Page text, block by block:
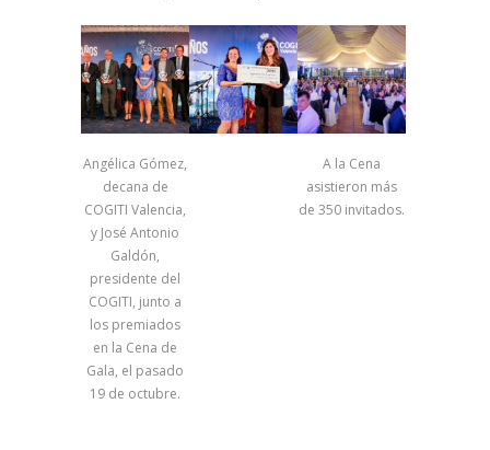
Angélica Gómez,
decana de
COGITI Valencia,
y José Antonio
Galdón,
presidente del
COGITI, junto a
los premiados
en la Cena de
Gala, el pasado
19 de octubre.
A la Cena
asistieron más
de 350 invitados.